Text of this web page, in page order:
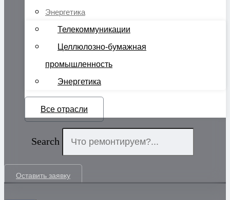
Энергетика
Телекоммуникации
Целлюлозно-бумажная
промышленность
Энергетика
Все отрасли
Search
Оставить заявку